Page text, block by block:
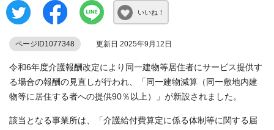
いいね！
ページID1077348 更新日 2025年9月12日
令和6年度介護報酬改定により同一建物等居住者にサービス提供す
る場合の報酬の見直しが行われ、「同一建物減算（同一敷地内建
物等に居住する者への提供90％以上）」が新設されました。
該当となる事業所は、「介護給付費算定に係る体制等に関する届